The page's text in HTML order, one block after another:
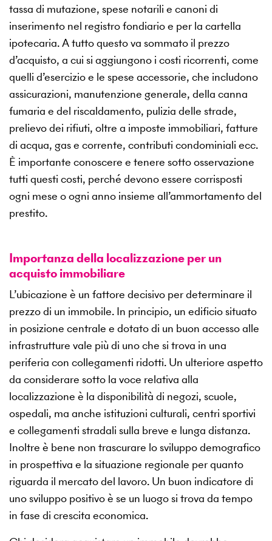
tassa di mutazione, spese notarili e canoni di
inserimento nel registro fondiario e per la cartella
ipotecaria. A tutto questo va sommato il prezzo
d’acquisto, a cui si aggiungono i costi ricorrenti, come
quelli d’esercizio e le spese accessorie, che includono
assicurazioni, manutenzione generale, della canna
fumaria e del riscaldamento, pulizia delle strade,
prelievo dei rifiuti, oltre a imposte immobiliari, fatture
di acqua, gas e corrente, contributi condominiali ecc.
È importante conoscere e tenere sotto osservazione
tutti questi costi, perché devono essere corrisposti
ogni mese o ogni anno insieme all’ammortamento del
prestito.
Importanza della localizzazione per un
acquisto immobiliare
L’ubicazione è un fattore decisivo per determinare il
prezzo di un immobile. In principio, un edificio situato
in posizione centrale e dotato di un buon accesso alle
infrastrutture vale più di uno che si trova in una
periferia con collegamenti ridotti. Un ulteriore aspetto
da considerare sotto la voce relativa alla
localizzazione è la disponibilità di negozi, scuole,
ospedali, ma anche istituzioni culturali, centri sportivi
e collegamenti stradali sulla breve e lunga distanza.
Inoltre è bene non trascurare lo sviluppo demografico
in prospettiva e la situazione regionale per quanto
riguarda il mercato del lavoro. Un buon indicatore di
uno sviluppo positivo è se un luogo si trova da tempo
in fase di crescita economica.